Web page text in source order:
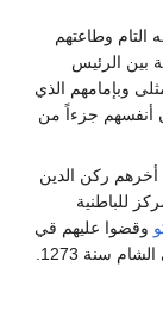
التام وطاعتهم
بين الرئيس
وبإمامهم الذي
أنفسهم جزءاً من
أخرهم ركن الدين
للباطنية
وقضوا عليهم قي
سنة 1273.